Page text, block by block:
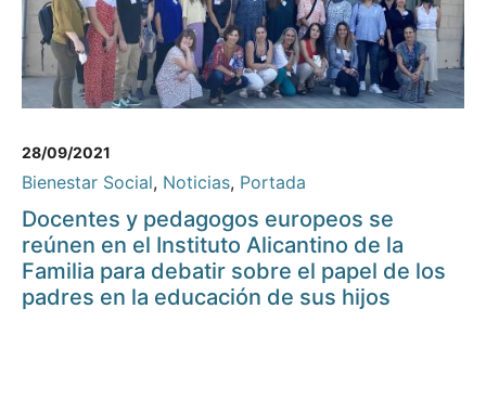
28/09/2021
Bienestar Social, Noticias, Portada
Docentes y pedagogos europeos se
reúnen en el Instituto Alicantino de la
Familia para debatir sobre el papel de los
padres en la educación de sus hijos